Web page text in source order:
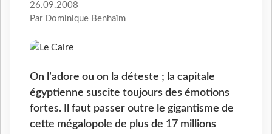
26.09.2008
Par Dominique Benhaïm
On l’adore ou on la déteste ; la capitale
égyptienne suscite toujours des émotions
fortes. Il faut passer outre le gigantisme de
cette mégalopole de plus de 17 millions